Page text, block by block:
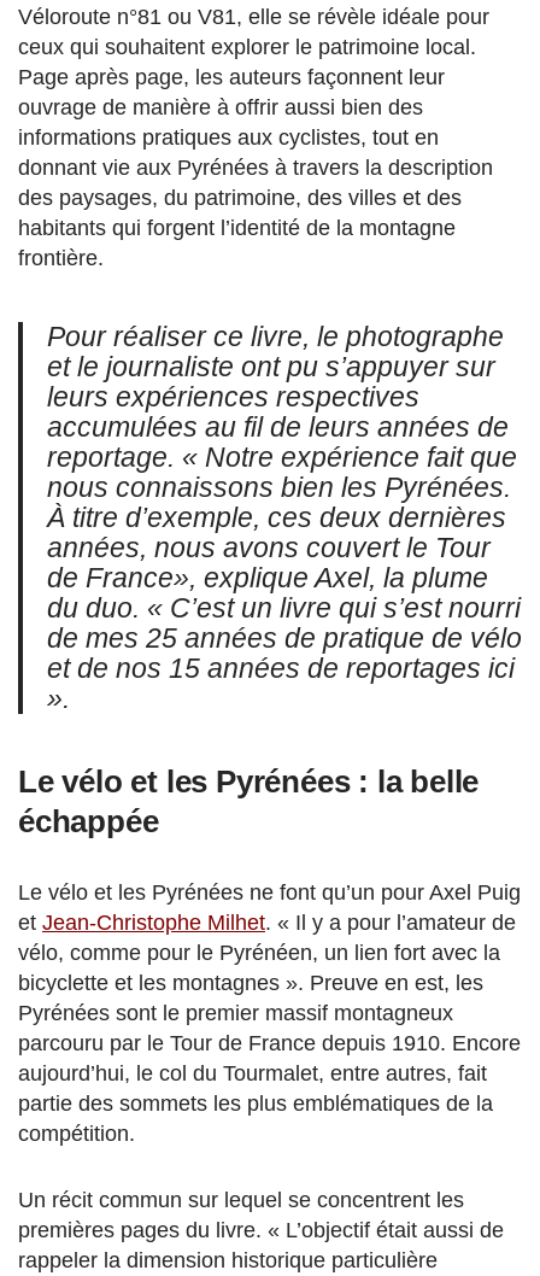
Véloroute n°81 ou V81, elle se révèle idéale pour
ceux qui souhaitent explorer le patrimoine local.
Page après page, les auteurs façonnent leur
ouvrage de manière à offrir aussi bien des
informations pratiques aux cyclistes, tout en
donnant vie aux Pyrénées à travers la description
des paysages, du patrimoine, des villes et des
habitants qui forgent l’identité de la montagne
frontière.
Pour réaliser ce livre, le photographe
et le journaliste ont pu s’appuyer sur
leurs expériences respectives
accumulées au fil de leurs années de
reportage. « Notre expérience fait que
nous connaissons bien les Pyrénées.
À titre d’exemple, ces deux dernières
années, nous avons couvert le Tour
de France», explique Axel, la plume
du duo. « C’est un livre qui s’est nourri
de mes 25 années de pratique de vélo
et de nos 15 années de reportages ici
».
Le vélo et les Pyrénées : la belle
échappée
Le vélo et les Pyrénées ne font qu’un pour Axel Puig
et Jean-Christophe Milhet. « Il y a pour l’amateur de
vélo, comme pour le Pyrénéen, un lien fort avec la
bicyclette et les montagnes ». Preuve en est, les
Pyrénées sont le premier massif montagneux
parcouru par le Tour de France depuis 1910. Encore
aujourd’hui, le col du Tourmalet, entre autres, fait
partie des sommets les plus emblématiques de la
compétition.
Un récit commun sur lequel se concentrent les
premières pages du livre. « L’objectif était aussi de
rappeler la dimension historique particulière